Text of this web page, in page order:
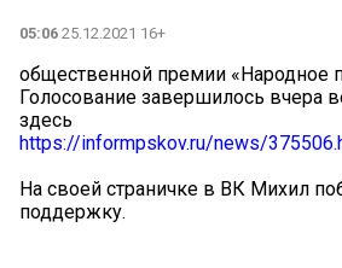
05:06 25.12.2021 16+
общественной премии «Народное
Голосование завершилось вчера
здесь
https://informpskov.ru/news/
На своей страничке в ВК Михил
поддержку.